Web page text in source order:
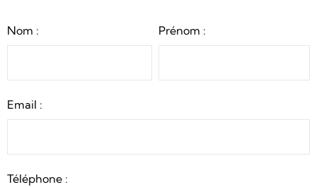
Nom : Prénom :
Email :
Téléphone :